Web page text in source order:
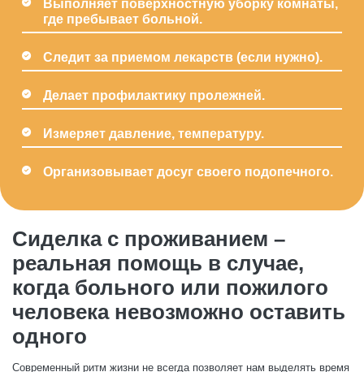
Выполняет поверхностную уборку комнаты,
где пребывает больной.
Следит за приемом лекарств (если нужно).
Делает профилактику пролежней.
Измеряет давление, температуру.
Организовывает досуг своего подопечного.
Сиделка с проживанием –
реальная помощь в случае,
когда больного или пожилого
человека невозможно оставить
одного
Современный ритм жизни не всегда позволяет нам выделять время